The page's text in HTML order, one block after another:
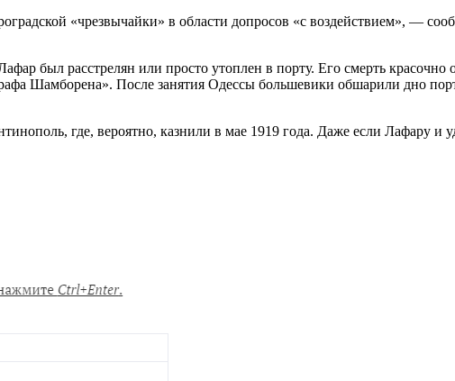
«чрезвычайки» в области допросов «с воздействием», —
был расстрелян или просто утоплен в порту. Его смерть красочно
Шамборена». После занятия Одессы большевики обшарили дно
где, вероятно, казнили в мае 1919 года. Даже если Лафару и